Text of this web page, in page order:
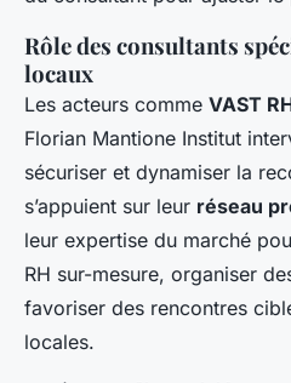
Rôle des consultants
locaux
Les acteurs comme VAST
Florian Mantione Institut
sécuriser et dynamiser la
s’appuient sur leur réseau
leur expertise du marché
RH sur-mesure, organiser
favoriser des rencontres
locales.